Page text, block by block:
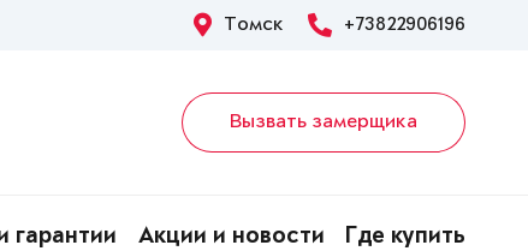
Томск +73822906196
Вызвать замерщика
гарантии Акции и новости Где купить